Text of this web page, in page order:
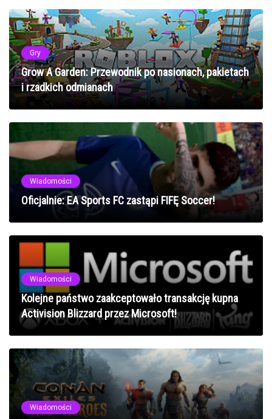
Gry
Grow A Garden: Przewodnik po nasionach, pakietach
i rzadkich odmianach
Wiadomości
Oficjalnie: EA Sports FC zastąpi FIFĘ Soccer!
Wiadomości
Kolejne państwo zaakceptowało transakcję kupna
Activision Blizzard przez Microsoft!
Wiadomości